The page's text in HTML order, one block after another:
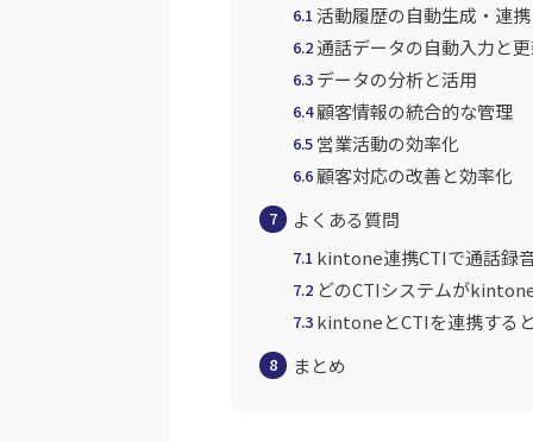
6.1 活動履歴の自動生成・連携
6.2通話データの自動入力と
6.3 データの分析と活用
6.4 顧客情報の統合的な管理
6.5 営業活動の効率化
6.6 顧客対応の改善と効率化
7 よくある質問
7.1 kintone連携CTIで通話録
7.2 どのCTIシステムが
7.3 kintoneとCTIを連携する
8 まとめ